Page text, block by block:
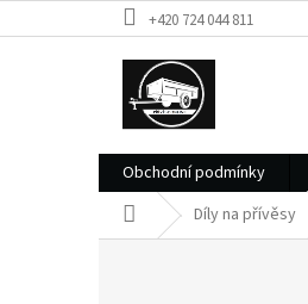
na
+420 724 044 811
Obchodní podmínky
Domů Díly na přívěsy